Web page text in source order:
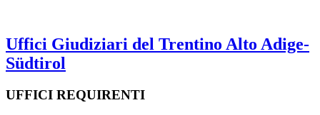
Uffici Giudiziari del Trentino Alto Adige-
Südtirol
UFFICI REQUIRENTI